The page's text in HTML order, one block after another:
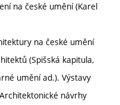
na české umění (Karel
na české umění
(Spišská kapitula,
umění ad.). Výstavy
návrhy